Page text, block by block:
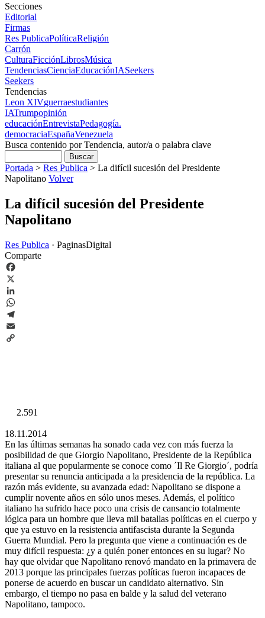
Secciones
Editorial
Firmas
Res PublicaPolíticaReligión
Carrón
CulturaFicciónLibrosMúsica
TendenciasCienciaEducaciónIASeekers
Seekers
Tendencias
Leon XIVguerraestudiantes
IATrumpopinión
educaciónEntrevistaPedagogía.
democraciaEspañaVenezuela
Busca contenido por Tendencia, autor/a o palabra clave
Portada > Res Publica > La difícil sucesión del Presidente
Napolitano Volver
La difícil sucesión del Presidente
Napolitano
Res Publica · PaginasDigital
Comparte
Facebook
X
LinkedIn
WhatsApp
Telegram
Email
2.591
18.11.2014
En las últimas semanas ha sonado cada vez con más fuerza la
posibilidad de que Giorgio Napolitano, Presidente de la República
italiana al que popularmente se conoce como ´Il Re Giorgio´, podría
presentar su renuncia anticipada a la presidencia de la república. La
razón más evidente, su avanzada edad: Napolitano se dispone a
cumplir novente años en sólo unos meses. Además, el político
italiano ha sufrido hace poco una crisis de cansancio totalmente
lógica para un hombre que lleva mil batallas políticas en el cuerpo y
que ya estuvo en la resistencia antifascista durante la Segunda
Guerra Mundial. Pero la pregunta que viene a continuación es de
muy difícil respuesta: ¿y a quién poner entonces en su lugar? No
hay que olvidar que Napolitano renovó mandato en la primavera de
2013 porque las principales fuerzas políticas fueron incapaces de
ponerse de acuerdo en buscar un candidato alternativo. Sin
embargo, el tiempo no pasa en balde y la salud del veterano
Napolitano, tampoco.